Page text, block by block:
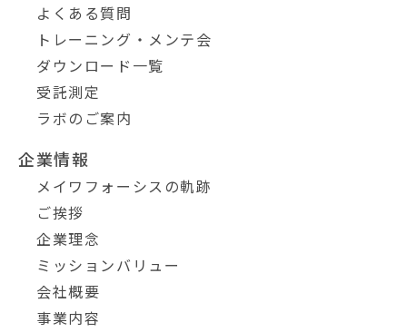
よくある質問
トレーニング・メンテ会
ダウンロード一覧
受託測定
ラボのご案内
企業情報
メイワフォーシスの軌跡
ご挨拶
企業理念
ミッションバリュー
会社概要
事業内容